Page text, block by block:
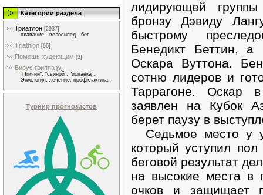
Категории раздела
Триатлон [2937]
плавание - велосипед - бег
Triathlon [66]
Помощь худеющим [3]
Вирус гриппа [9]
"Птичий", "свиной", "испанка".
Этиология, лечение, профилактика.
Турнир прогнозистов
лидирующей
бронзу Дэвиду
быстрому
Бенедикт Беттин, а
Оскара Вуттона.
сотню лидеров и
Таррагоне. Оскар
заявлен на Кубок
берет паузу в
Седьмое место у
который уступил
беговой результат
на высокие места в
очков и защищает